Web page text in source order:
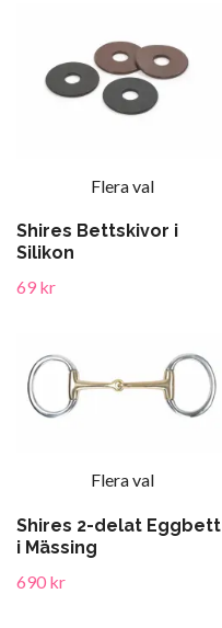
Flera val
Shires Bettskivor i
Silikon
69 kr
Flera val
Shires 2-delat Eggbett
i Mässing
690 kr